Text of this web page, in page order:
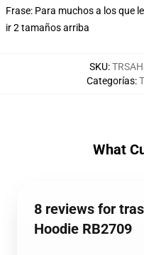
Frase: Para muchos a los que
ir 2 tamaños arriba
SKU:
Categorías:
What
8 reviews for
Hoodie RB2709